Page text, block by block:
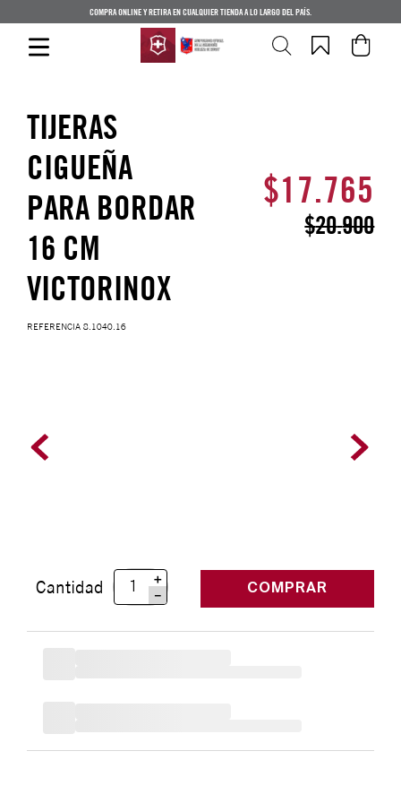
COMPRA ONLINE Y RETIRA EN CUALQUIER TIENDA A LO LARGO DEL PAÍS.
TIJERAS
CIGUEÑA
PARA BORDAR
16 CM
VICTORINOX
$17.765
$20.900
REFERENCIA 8.1040.16
Cantidad
＋
－
COMPRAR